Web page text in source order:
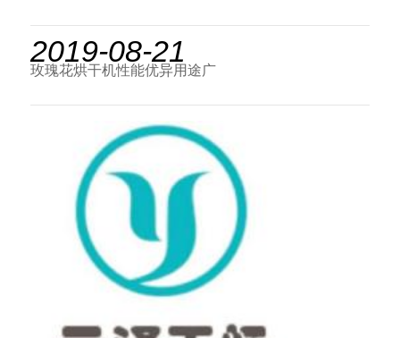
2019-08-21
玫瑰花烘干机性能优异用途广